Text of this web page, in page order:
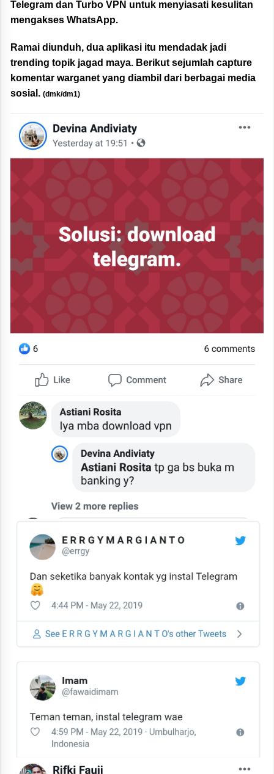
Telegram dan Turbo VPN untuk menyiasati kesulitan
mengakses WhatsApp.
Ramai diunduh, dua aplikasi itu mendadak jadi
trending topik jagad maya. Berikut sejumlah capture
komentar warganet yang diambil dari berbagai media
sosial. (dmk/dm1)